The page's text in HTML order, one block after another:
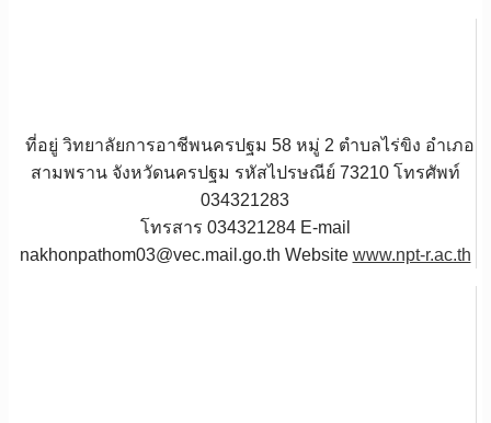
ที่อยู่ วิทยาลัยการอาชีพนครปฐม 58 หมู่ 2 ตำบลไร่ขิง อำเภอ
สามพราน จังหวัดนครปฐม รหัสไปรษณีย์ 73210 โทรศัพท์
034321283
โทรสาร 034321284 E-mail
nakhonpathom03@vec.mail.go.th Website www.npt-r.ac.th